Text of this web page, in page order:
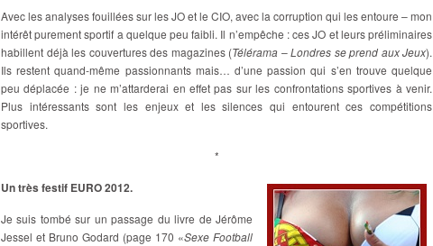
Avec les analyses fouillées sur les JO et le CIO, avec la corruption qui les entoure – mon
intérêt purement sportif a quelque peu faibli. Il n’empêche : ces JO et leurs préliminaires
habillent déjà les couvertures des magazines (Télérama –Londres se prend aux Jeux).
Ils restent quand-même passionnants mais… d’une passion qui s’en trouve quelque
peu déplacée : je ne m’attarderai en effet pas sur les confrontations sportives à venir.
Plus intéressants sont les enjeux et les silences qui entourent ces compétitions
sportives.
*
Un très festif EURO 2012.
Je suis tombé sur un passage du livre de Jérôme
Jessel et Bruno Godard (page 170 «Sexe Football